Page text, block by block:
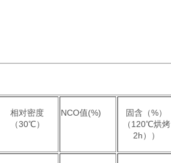
相对密度
（30℃）
NCO值(%)
固含（%）
（120℃烘烤
2h））